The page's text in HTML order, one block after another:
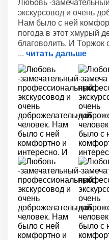
экскурсовод и очень
Нам было с ней
погода в этот хмурый
благоволить. И Торжок
читать дальше